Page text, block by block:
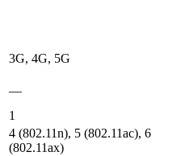
3G, 4G, 5G
—
1
4 (802.11n), 5 (802.11ac), 6
(802.11ax)